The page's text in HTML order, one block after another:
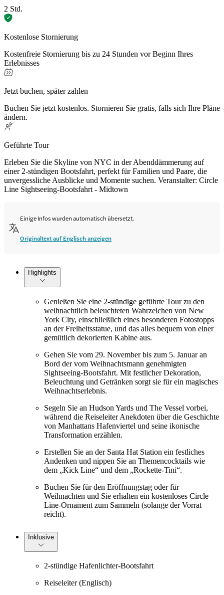
2 Std.
Kostenlose Stornierung
Kostenfreie Stornierung bis zu 24 Stunden vor Beginn Ihres
Erlebnisses
Jetzt buchen, später zahlen
Buchen Sie jetzt kostenlos. Stornieren Sie gratis, falls sich Ihre Pläne
ändern.
Geführte Tour
Erleben Sie die Skyline von NYC in der Abenddämmerung auf
einer 2-stündigen Bootsfahrt, perfekt für Familien und Paare, die
unvergessliche Ausblicke und Momente suchen. Veranstalter: Circle
Line Sightseeing-Bootsfahrt - Midtown
Einige Infos wurden automatisch übersetzt.
Originaltext auf Englisch anzeigen
Highlights
Genießen Sie eine 2-stündige geführte Tour zu den
weihnachtlich beleuchteten Wahrzeichen von New
York City, einschließlich eines besonderen Fotostopps
an der Freiheitsstatue, und das alles bequem von einer
gemütlich dekorierten Kabine aus.
Gehen Sie vom 29. November bis zum 5. Januar an
Bord der vom Weihnachtsmann genehmigten
Sightseeing-Bootsfahrt. Mit festlicher Dekoration,
Beleuchtung und Getränken sorgt sie für ein magisches
Weihnachtserlebnis.
Segeln Sie an Hudson Yards und The Vessel vorbei,
während die Reiseleiter Anekdoten über die Geschichte
von Manhattans Hafenviertel und seine ikonische
Transformation erzählen.
Erstellen Sie an der Santa Hat Station ein festliches
Andenken und nippen Sie an Themencocktails wie
dem „Kick Line“ und dem „Rockette-Tini“.
Buchen Sie für den Eröffnungstag oder für
Weihnachten und Sie erhalten ein kostenloses Circle
Line-Ornament zum Sammeln (solange der Vorrat
reicht).
Inklusive
2-stündige Hafenlichter-Bootsfahrt
Reiseleiter (Englisch)